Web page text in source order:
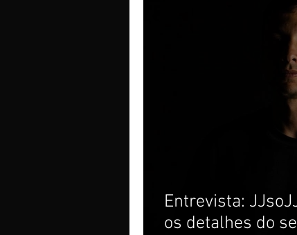
Entrevista:
os detalhes do